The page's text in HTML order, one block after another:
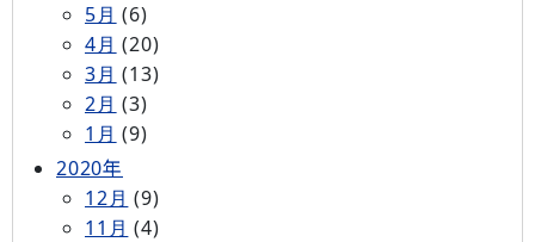
5月 (6)
4月 (20)
3月 (13)
2月 (3)
1月 (9)
2020年
12月 (9)
11月 (4)